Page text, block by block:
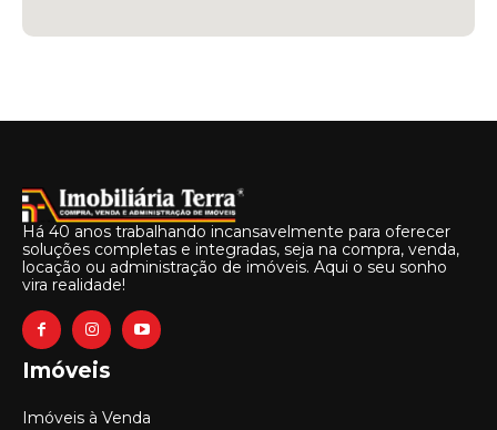
Há 40 anos trabalhando incansavelmente para oferecer
soluções completas e integradas, seja na compra, venda,
locação ou administração de imóveis. Aqui o seu sonho
vira realidade!
Imóveis
Imóveis à Venda